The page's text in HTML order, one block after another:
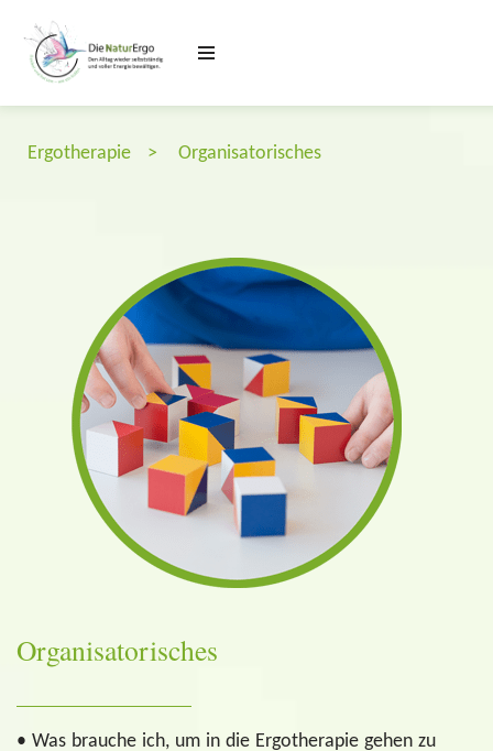
Zum
Inhalt
Ergotherapie > Organisatorisches
Organisatorisches
• Was brauche ich, um in die Ergotherapie gehen zu